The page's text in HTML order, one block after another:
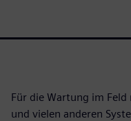
Für die Wartung im Feld
und vielen anderen